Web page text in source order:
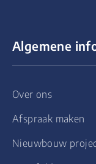
Algemene
Over ons
Afspraak maken
Nieuwbouw